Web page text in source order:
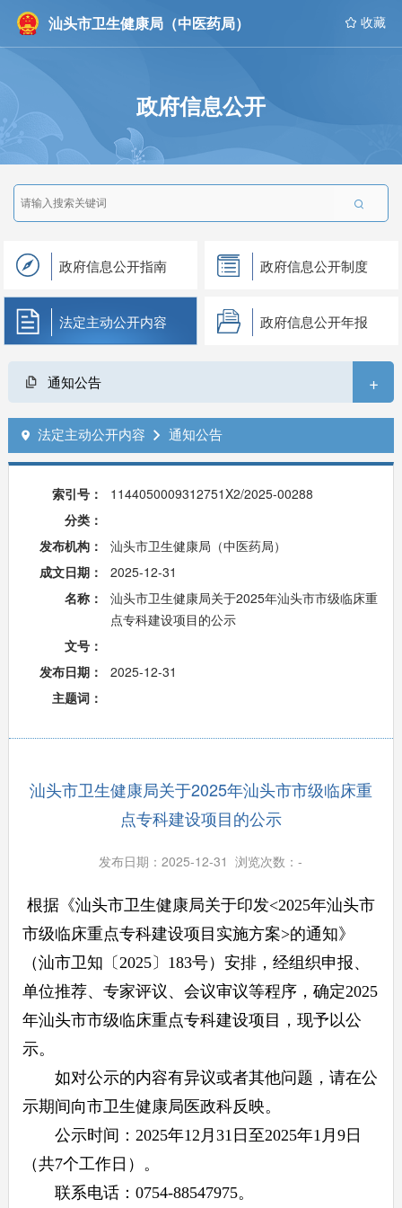
汕头市卫生健康局（中医药局）  收藏
政府信息公开

政府信息公开指南 政府信息公开制度
法定主动公开内容 政府信息公开年报
通知公告 +
 法定主动公开内容  通知公告
索引号：
1144050009312751X2/2025-00288
分类：
发布机构：
汕头市卫生健康局（中医药局）
成文日期：
2025-12-31
名称：
汕头市卫生健康局关于2025年汕头市市级临床重
点专科建设项目的公示
文号：
发布日期：
2025-12-31
主题词：
汕头市卫生健康局关于2025年汕头市市级临床重
点专科建设项目的公示
发布日期：2025-12-31 浏览次数：-
根据《汕头市卫生健康局关于印发<2025年汕头市
市级临床重点专科建设项目实施方案>的通知》
（汕市卫知〔2025〕183号）安排，经组织申报、
单位推荐、专家评议、会议审议等程序，确定2025
年汕头市市级临床重点专科建设项目，现予以公
示。
如对公示的内容有异议或者其他问题，请在公
示期间向市卫生健康局医政科反映。
公示时间：2025年12月31日至2025年1月9日
（共7个工作日）。
联系电话：0754-88547975。